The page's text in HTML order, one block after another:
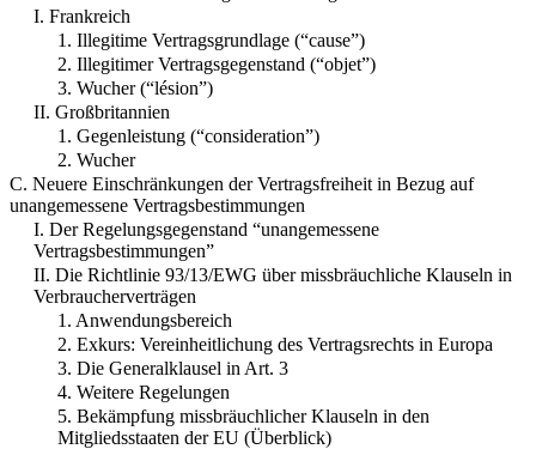
I. Frankreich
1. Illegitime Vertragsgrundlage (“cause”)
2. Illegitimer Vertragsgegenstand (“objet”)
3. Wucher (“lésion”)
II. Großbritannien
1. Gegenleistung (“consideration”)
2. Wucher
C. Neuere Einschränkungen der Vertragsfreiheit in Bezug auf
unangemessene Vertragsbestimmungen
I. Der Regelungsgegenstand “unangemessene
Vertragsbestimmungen”
II. Die Richtlinie 93/13/EWG über missbräuchliche Klauseln in
Verbraucherverträgen
1. Anwendungsbereich
2. Exkurs: Vereinheitlichung des Vertragsrechts in Europa
3. Die Generalklausel in Art. 3
4. Weitere Regelungen
5. Bekämpfung missbräuchlicher Klauseln in den
Mitgliedsstaaten der EU (Überblick)